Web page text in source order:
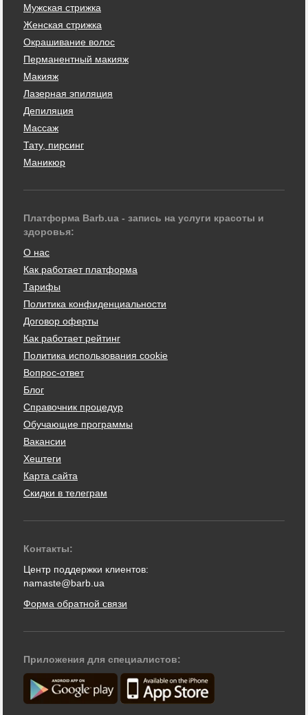
Мужская стрижка
Женская стрижка
Окрашивание волос
Перманентный макияж
Макияж
Лазерная эпиляция
Депиляция
Массаж
Тату, пирсинг
Маникюр
Платформа Barb.ua - запись на услуги красоты и
здоровья:
О нас
Как работает платформа
Тарифы
Политика конфиденциальности
Договор оферты
Как работает рейтинг
Политика использования cookie
Вопрос-ответ
Блог
Справочник процедур
Обучающие программы
Вакансии
Хештеги
Карта сайта
Скидки в телеграм
Контакты:
Центр поддержки клиентов:
namaste@barb.ua
Форма обратной связи
Приложения для специалистов: